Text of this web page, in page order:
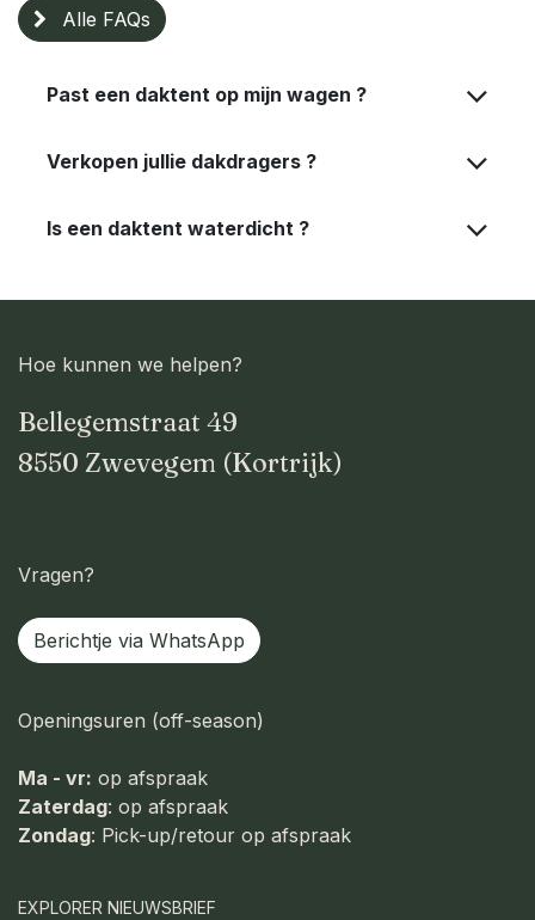
​Alle FAQs
Past een daktent op mijn wagen ?
Verkopen jullie dakdragers ?
Is een daktent waterdicht ?
Hoe kunnen we helpen?
Bellegemstraat 49
8550 Zwevegem (Kortrijk)
Vragen?
Berichtje via WhatsApp
Openingsuren (off-season)
Ma - vr: op afspraak
Zaterdag: op afspraak
Zondag: Pick-up/retour op afspraak
EXPLORER NIEUWSBRIEF